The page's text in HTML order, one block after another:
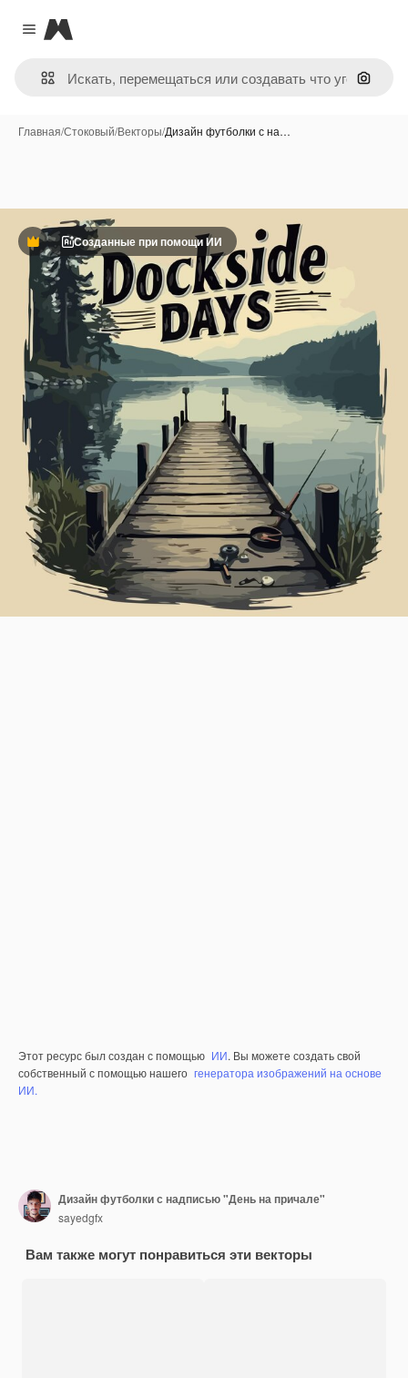
Close menu
Magnific
Поиск
Главная/Стоковый/Векторы/Дизайн футболки с на…
ПремиумСозданные при помощи ИИ
Этот ресурс был создан с помощью ИИ. Вы можете создать свой
собственный с помощью нашего генератора изображений на основе
ИИ.
Дизайн футболки с надписью "День на причале"
sayedgfx
Вам также могут понравиться эти векторы